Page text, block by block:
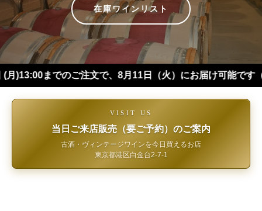
在庫ワインリスト
注文で、8月11日（火）にお届け可能です（※四国・中
VISIT US
当日ご来店販売（要ご予約）のご案内
古酒・ヴィンテージワインを今日買えるお店
東京都港区白金台2-7-1